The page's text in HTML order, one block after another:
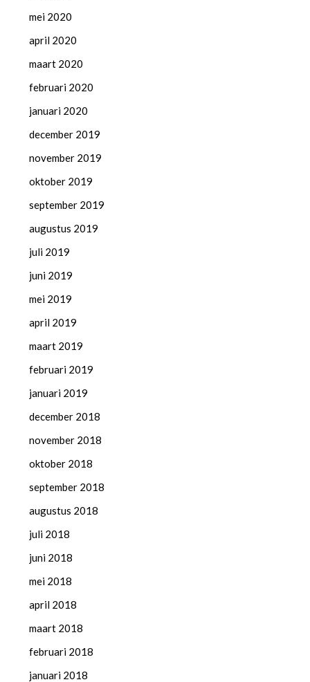
mei 2020
april 2020
maart 2020
februari 2020
januari 2020
december 2019
november 2019
oktober 2019
september 2019
augustus 2019
juli 2019
juni 2019
mei 2019
april 2019
maart 2019
februari 2019
januari 2019
december 2018
november 2018
oktober 2018
september 2018
augustus 2018
juli 2018
juni 2018
mei 2018
april 2018
maart 2018
februari 2018
januari 2018